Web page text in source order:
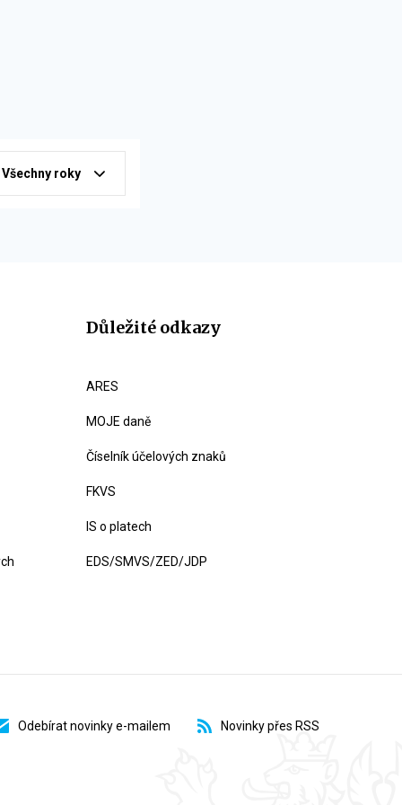
Všechny roky
Důležité odkazy
ARES
MOJE daně
Číselník účelových znaků
FKVS
IS o platech
EDS/SMVS/ZED/JDP
Odebírat novinky e-mailem Novinky přes RSS